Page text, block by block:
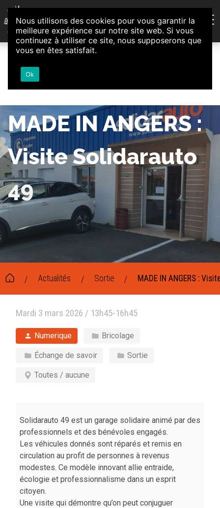
Aller au contenu
Association d'Animation et d'Initiatives Citoyennes
Loire-Authion
MADE IN ANGERS :
Visite Solidarauto
49
/ Actualités / Sortie / MADE IN ANGERS :
Mardi 3 mars 2026 / 13h45-16h45
Numerique Bricolage
Échange de savoir Sortie
Toutes / aucune
Solidarauto 49 est un garage solidaire animé par des
professionnels et des bénévoles engagés.
Les véhicules donnés sont réparés et remis en
circulation au profit de personnes à revenus
modestes. Ce modèle innovant allie entraide,
écologie et professionnalisme dans un esprit
citoyen.
Une visite qui démontre qu’on peut conjuguer
Nous utilisons des cookies pour vous garantir la
meilleure expérience sur notre site web. Si vous
continuez à utiliser ce site, nous supposerons que
vous en êtes satisfait.
Ok